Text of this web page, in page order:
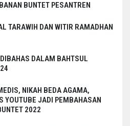
BUNTET PESANTREN
TARAWIH DAN WITIR RAMADHAN
DALAM BAHTSUL
NIKAH BEDA AGAMA,
YOUTUBE JADI PEMBAHASAN
2022